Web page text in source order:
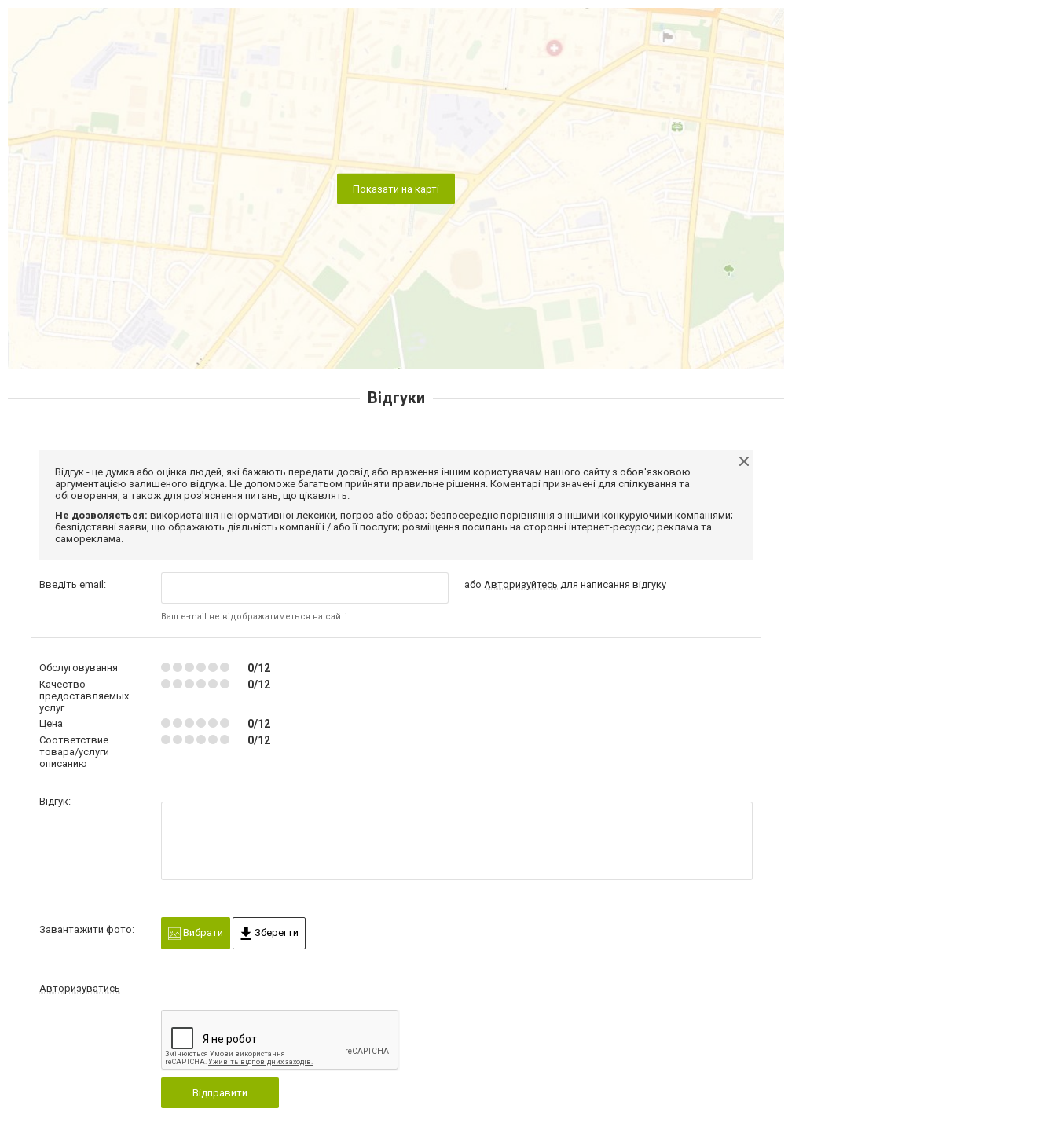
Показати на карті
Відгуки
Відгук - це думка або оцінка людей, які бажають передати досвід або враження іншим користувачам нашого сайту з обов'язковою
аргументацією залишеного відгука. Це допоможе багатьом прийняти правильне рішення. Коментарі призначені для спілкування та
обговорення, а також для роз'яснення питань, що цікавлять.
Не дозволяється: використання ненормативної лексики, погроз або образ; безпосереднє порівняння з іншими конкуруючими компаніями;
безпідставні заяви, що ображають діяльність компанії і / або її послуги; розміщення посилань на сторонні інтернет-ресурси; реклама та
самореклама.
Введіть email:
Ваш e-mail не відображатиметься на сайті
абоАвторизуйтесь для написання відгуку
Обслуговування 0/12
Качество
предоставляемых
услуг
0/12
Цена 0/12
Соответствие
товара/услуги
описанию
0/12
Відгук:
Завантажити фото: Вибрати Зберегти
Авторизуватись
Відправити